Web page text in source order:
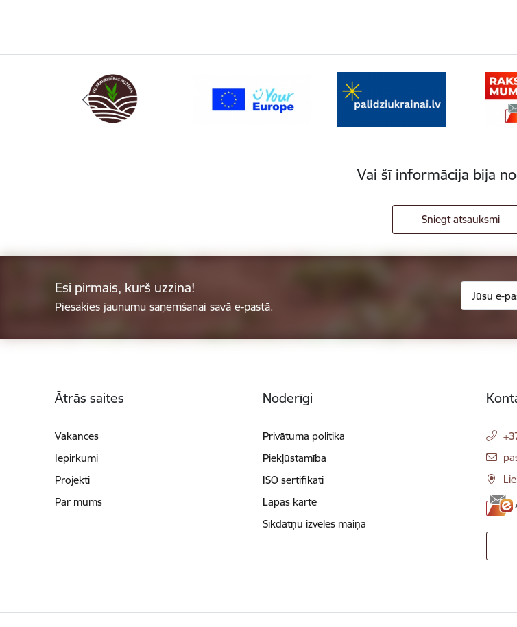
Vai šī informācija bija
Sniegt atsauksmi
Esi pirmais, kurš uzzina!
Piesakies jaunumu saņemšanai savā e-pastā.
Ātrās saites
Vakances
Iepirkumi
Projekti
Par mums
Noderīgi
Privātuma politika
Piekļūstamība
ISO sertifikāti
Lapas karte
Sīkdatņu izvēles maiņa
E-